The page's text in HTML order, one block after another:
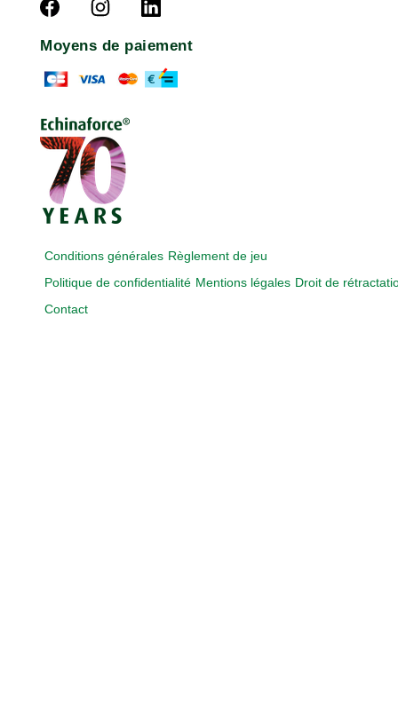
Moyens de paiement
Conditions générales Règlement de jeu
Politique de confidentialité Mentions légales Droit de
Contact